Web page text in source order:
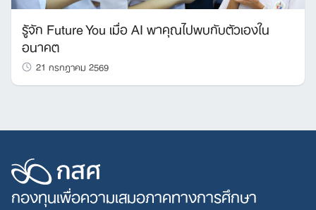
รู้จัก Future You เมื่อ AI พาคุณไปพบกับตัวเองใน
อนาคต
21 กรกฎาคม 2569
กองทุนเพื่อความเสมอภาคทางการศึกษา